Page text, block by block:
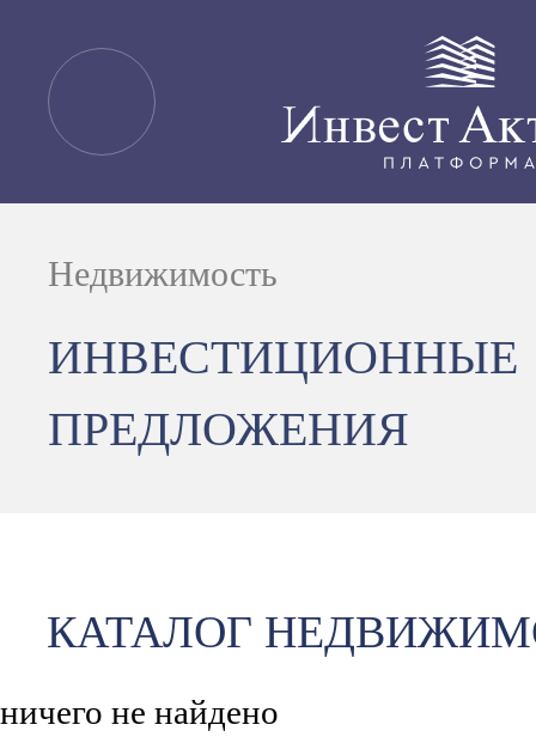
Недвижимость
ИНВЕСТИЦИОННЫЕ
ПРЕДЛОЖЕНИЯ
КАТАЛОГ
ничего не найдено